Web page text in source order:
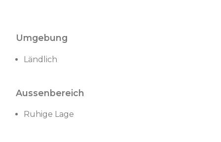
Umgebung
Ländlich
Aussenbereich
Ruhige Lage